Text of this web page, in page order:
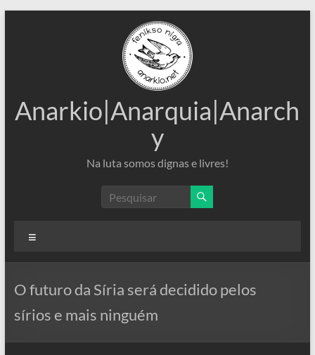
Anarkio|Anarquia|Anarch
y
Na luta somos dignas e livres!
O futuro da Síria será decidido pelos
sírios e mais ninguém